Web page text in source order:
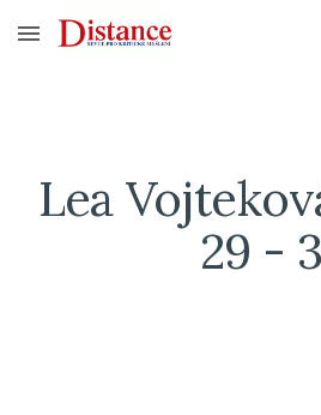
Skip to main content
Lea
29 -